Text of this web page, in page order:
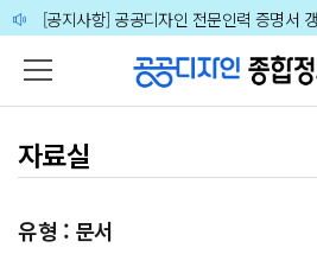
본문 바로가
주메뉴 바로가
하단 바로가
[공지사항] 공공디자인 전문인력 증명서
🙋‍♀️🙋‍♂️2026 공공디자인 분야 전문가 인력
자료실
유형 : 문서